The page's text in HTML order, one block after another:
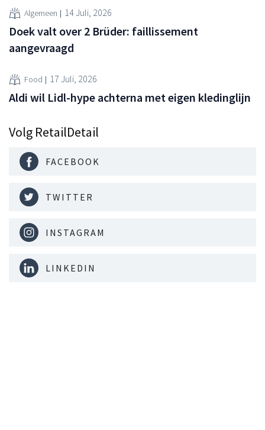
Algemeen 14 Juli, 2026
Doek valt over 2 Brüder: faillissement
aangevraagd
Food 17 Juli, 2026
Aldi wil Lidl-hype achterna met eigen kledinglijn
Volg RetailDetail
FACEBOOK
TWITTER
INSTAGRAM
LINKEDIN